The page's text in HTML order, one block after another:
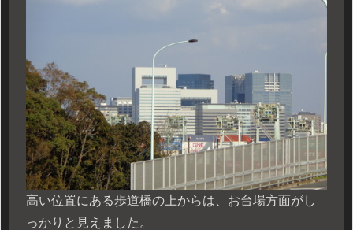
高い位置にある歩道橋の上からは、お台場方面がし
っかりと見えました。